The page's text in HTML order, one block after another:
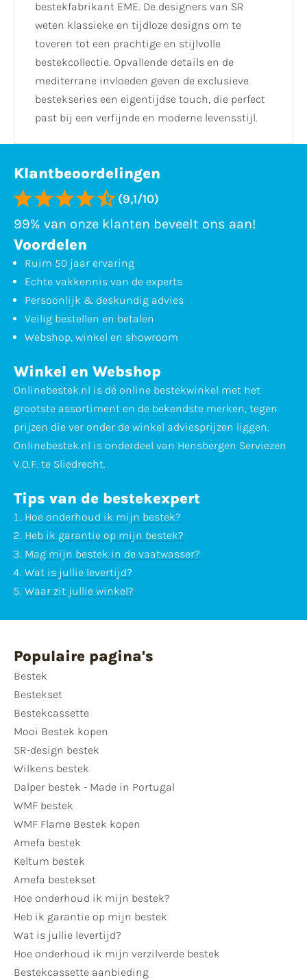
bestekfabrikant EME. De designers van SR
weten klassieke en tijdloze designs om te
toveren tot een prachtige en stijlvolle
bestekcollectie. Opvallende details en de
mediterrane invloeden geven de exclusieve
bestekseries een eigentijdse touch, die perfect
past bij een verfijnde en moderne levensstijl.
Klantbeoordelingen
(9,1/10)
99% van onze klanten beveelt ons aan!
Voordelen
Ruim 50 jaar ervaring
Echte vakkennis van de experts
Persoonlijk & deskundig advies
Veilig bestellen en betalen
Webshop, winkel en showroom
Winkel en Webshop
Onlinebestek.nl is dé online bestekwinkel met het
grootste assortiment en de bekendste merken, tegen
prijzen die ver onder de winkel adviesprijzen liggen.
Onlinebestek.nl is onderdeel van Hensbergen Serviezen
V.O.F. te Sliedrecht.
Tips van de bestekexpert
Hoe onderhoud ik mijn bestek?
Heb ik garantie op mijn bestek?
Mag mijn bestek in de vaatwasser?
Wat is jullie levertijd?
Waar zit jullie winkel?
Populaire pagina's
Bestek
Bestekset
Bestekcassette
Mooi Bestek kopen
SR-design bestek
Wilkens bestek
Dalper bestek - Made in Portugal
WMF bestek
WMF Flame Bestek kopen
Amefa bestek
Keltum bestek
Amefa bestekset
Hoe onderhoud ik mijn bestek?
Heb ik garantie op mijn bestek
Wat is jullie levertijd?
Hoe onderhoud ik mijn verzilverde bestek
Bestekcassette aanbieding